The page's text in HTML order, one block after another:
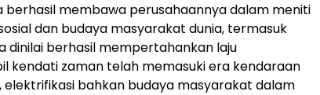
berhasil membawa perusahaannya dalam meniti
dan budaya masyarakat dunia, termasuk
dinilai berhasil mempertahankan laju
kendati zaman telah memasuki era kendaraan
bahkan budaya masyarakat dalam